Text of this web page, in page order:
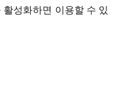
성화하면 이용할 수 있